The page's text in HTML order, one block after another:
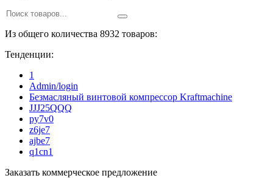
Из общего количества 8932 товаров:
Тенденции:
1
Admin/login
Безмасляный винтовой компрессор Kraftmaсhine
JJJ25QQQ
py7v0
z6je7
ajbe7
q1cn1
Заказать коммерческое предложение